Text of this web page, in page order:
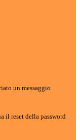
un messaggio
il reset della password